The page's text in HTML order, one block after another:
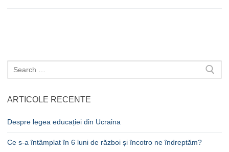
Caută
după:
ARTICOLE RECENTE
Despre legea educației din Ucraina
Ce s-a întâmplat în 6 luni de război și încotro ne îndreptăm?